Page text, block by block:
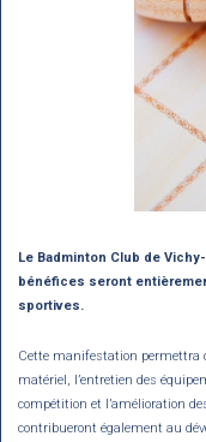
Le Badminton Club de
bénéfices seront
sportives.
Cette manifestation permettra
matériel, l’entretien des
compétition et l’amélioration
contribueront également au